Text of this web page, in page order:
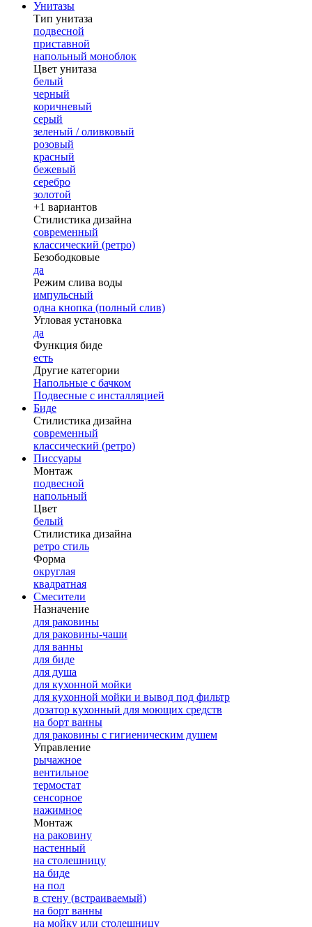
Унитазы
Тип унитаза
подвесной
приставной
напольный моноблок
Цвет унитаза
белый
черный
коричневый
серый
зеленый / оливковый
розовый
красный
бежевый
серебро
золотой
+1 вариантов
Стилистика дизайна
современный
классический (ретро)
Безободковые
да
Режим слива воды
импульсный
одна кнопка (полный слив)
Угловая установка
да
Функция биде
есть
Другие категории
Напольные с бачком
Подвесные с инсталляцией
Биде
Стилистика дизайна
современный
классический (ретро)
Писсуары
Монтаж
подвесной
напольный
Цвет
белый
Стилистика дизайна
ретро стиль
Форма
округлая
квадратная
Смесители
Назначение
для раковины
для раковины-чаши
для ванны
для биде
для душа
для кухонной мойки
для кухонной мойки и вывод под фильтр
дозатор кухонный для моющих средств
на борт ванны
для раковины с гигиеническим душем
Управление
рычажное
вентильное
термостат
сенсорное
нажимное
Монтаж
на раковину
настенный
на столешницу
на биде
на пол
в стену (встраиваемый)
на борт ванны
на мойку или столешницу